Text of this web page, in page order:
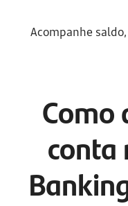
Acompanhe
Como